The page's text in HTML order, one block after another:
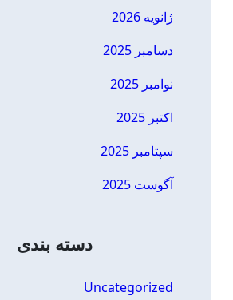
ژانویه 2026
دسامبر 2025
نوامبر 2025
اکتبر 2025
سپتامبر 2025
آگوست 2025
دسته بندی
Uncategorized